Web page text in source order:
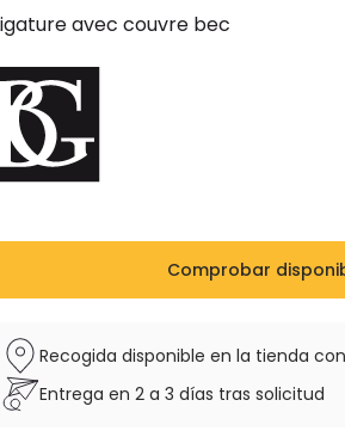
avec couvre bec
Comprobar
Recogida disponible en la tienda
Entrega en 2 a 3 días tras solicitud